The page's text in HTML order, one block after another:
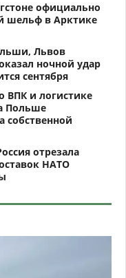
официально
шельф в Арктике
Львов
ночной удар
сентября
ВПК и логистике
Польше
собственной
отрезала
НАТО